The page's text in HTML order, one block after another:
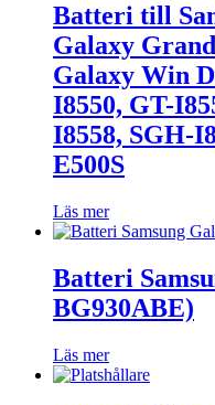
Batteri till
Galaxy
Galaxy Win
I8550, GT-
I8558, SGH-
E500S
Läs mer
Batteri
BG930ABE)
Läs mer